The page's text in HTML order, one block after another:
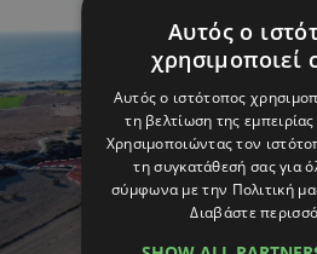
Αυτός ο
χρησιμοποιεί
Αυτός ο ιστότοπος
τη βελτίωση της
Χρησιμοποιώντας τον
τη συγκατάθεσή σας για
σύμφωνα με την Πολιτική
Διαβάστε